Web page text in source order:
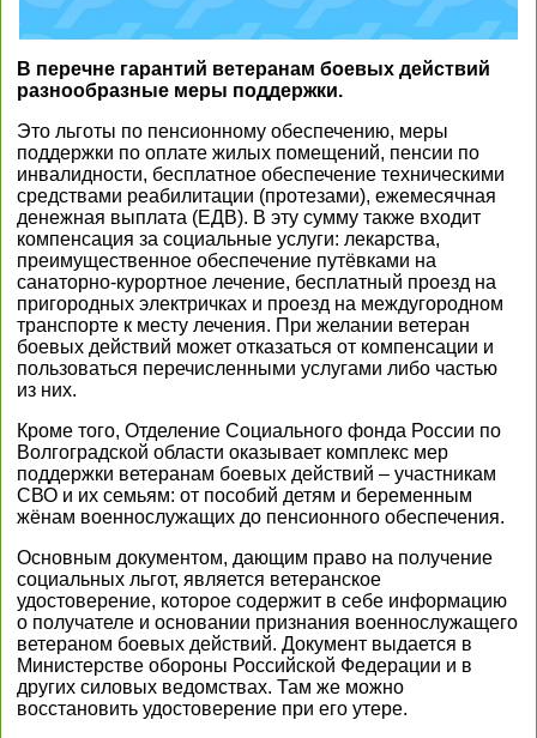
В перечне гарантий ветеранам боевых действий
разнообразные меры поддержки.
Это льготы по пенсионному обеспечению, меры
поддержки по оплате жилых помещений, пенсии по
инвалидности, бесплатное обеспечение техническими
средствами реабилитации (протезами), ежемесячная
денежная выплата (ЕДВ). В эту сумму также входит
компенсация за социальные услуги: лекарства,
преимущественное обеспечение путёвками на
санаторно-курортное лечение, бесплатный проезд на
пригородных электричках и проезд на междугородном
транспорте к месту лечения. При желании ветеран
боевых действий может отказаться от компенсации и
пользоваться перечисленными услугами либо частью
из них.
Кроме того, Отделение Социального фонда России по
Волгоградской области оказывает комплекс мер
поддержки ветеранам боевых действий – участникам
СВО и их семьям: от пособий детям и беременным
жёнам военнослужащих до пенсионного обеспечения.
Основным документом, дающим право на получение
социальных льгот, является ветеранское
удостоверение, которое содержит в себе информацию
о получателе и основании признания военнослужащего
ветераном боевых действий. Документ выдается в
Министерстве обороны Российской Федерации и в
других силовых ведомствах. Там же можно
восстановить удостоверение при его утере.